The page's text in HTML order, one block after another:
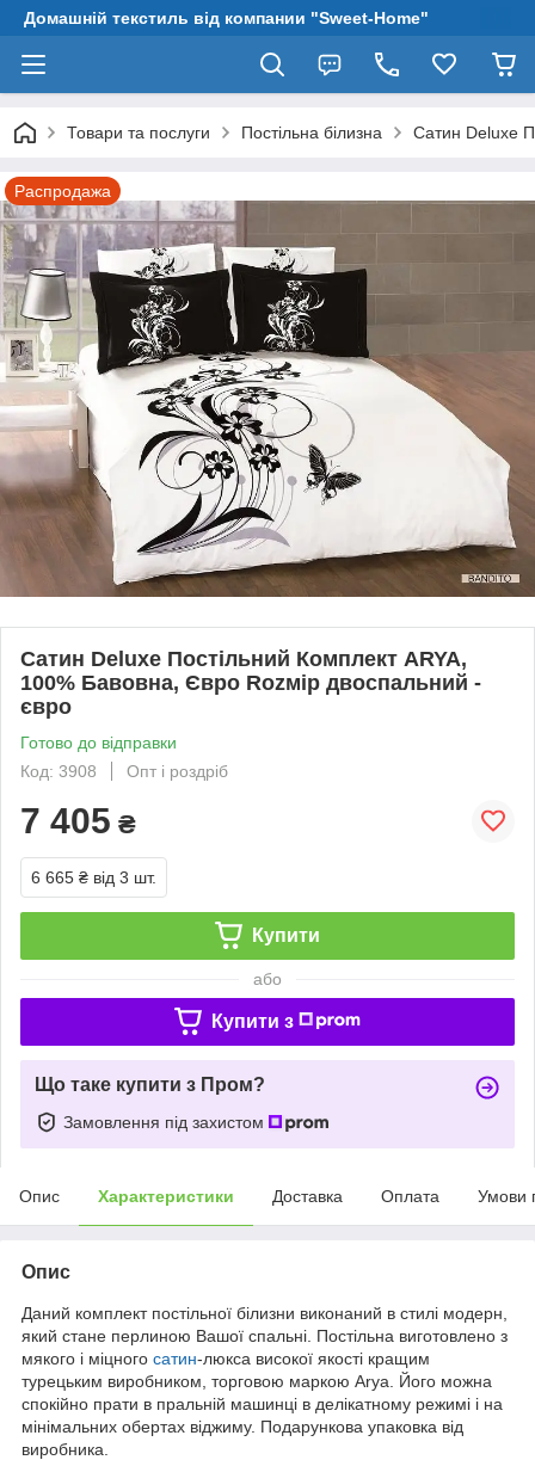
Домашній текстиль від компании "Sweet-Home"
Товари та послуги Постільна білизна Сатин Deluxe
Распродажа
Сатин Deluxe Постільний Комплект ARYA,
100% Бавовна, Євро Rozмір двоспальний -
євро
Готово до відправки
Код: 3908
Опт і роздріб
7 405 ₴
6 665 ₴ від 3 шт.
Купити
або
Купити з
Що таке купити з Пром?
Замовлення під захистом
Опис Характеристики Доставка Оплата Умови
Опис
Даний комплект постільної білизни виконаний в стилі модерн,
який стане перлиною Вашої спальні. Постільна виготовлено з
мякого і міцного сатин-люкса високої якості кращим
турецьким виробником, торговою маркою Arya. Його можна
спокійно прати в пральній машинці в делікатному режимі і на
мінімальних обертах віджиму. Подарункова упаковка від
виробника.